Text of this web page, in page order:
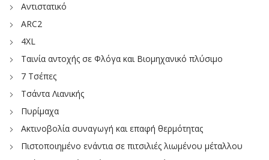
Αντιστατικό
ΑRC2
4XL
Ταινία αντοχής σε Φλόγα και Βιομηχανικό πλύσιμο
7 Τσέπες
Τσάντα Λιανικής
Πυρίμαχα
Ακτινοβολία συναγωγή και επαφή θερμότητας
Πιστοποιημένο ενάντια σε πιτσιλιές λιωμένου μέταλλου